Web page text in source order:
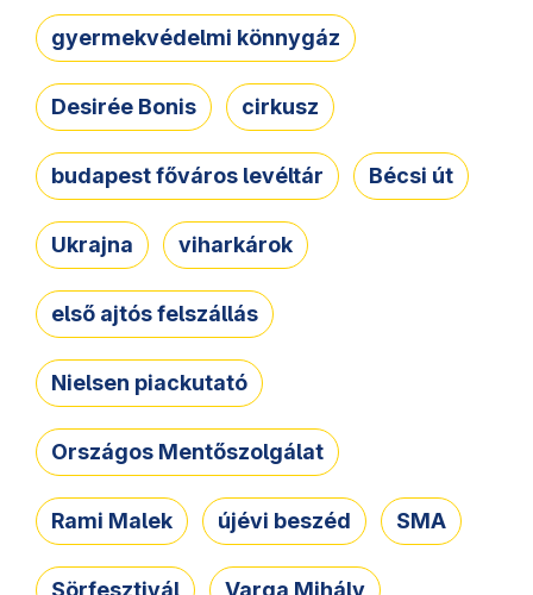
gyermekvédelmi könnygáz
Desirée Bonis cirkusz
budapest főváros levéltár Bécsi út
Ukrajna viharkárok
első ajtós felszállás
Nielsen piackutató
Országos Mentőszolgálat
Rami Malek újévi beszéd SMA
Sörfesztivál Varga Mihály